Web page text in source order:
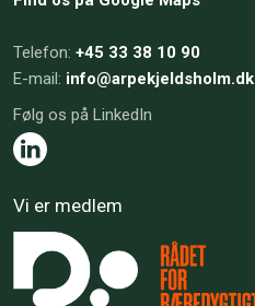
​Telefon: +45 33 38 10 90
E-mail: info@arpekjeldsholm.dk​
Følg os på LinkedIn
Vi er medlem